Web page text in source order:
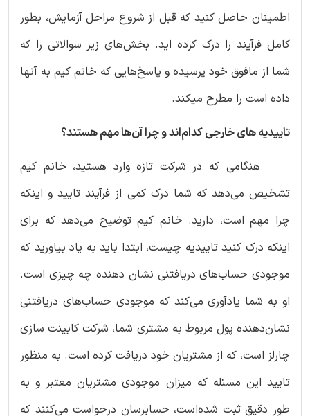
اطمینان حاصل کنید که قبل از شروع مراحل آزمایش، بطور
کامل فرآیند را درک کرده اید. بخش‌های زیر سوالاتی را که
شما از مافوق خود پرسیده و پاسخ‌هایی که خانم کیم به آنها
داده است را مطرح میکند.
تاییدیههای خارجی کدام‌اند و چرا آن‌ها مهم هستند؟
هنگامی که در شرکت تازه‌ وارد هستید، خانم کیم
تشخیص می‌دهد که شما درک کمی از فرآیند تایید و اینکه
چرا مهم است، دارید. خانم کیم توضیح می‌دهد که برای
اینکه درک کنید تاییدیه چیست، ابتدا باید به یاد بیاورید که
موجودی حساب‌های دریافتنی نشان دهنده چه چیزی است.
او به شما یادآوری می‌کند که موجودی حساب‌های دریافتنی
نشان‌دهنده پول مربوط به مشتری شما، شرکت کابینت سازی
چارلز است، که از مشتریان خود دریافت کرده است. به منظور
تایید این مسئله که میزان موجودی مشتریان معتبر و به
طور دقیق ثبت شده‌است، حسابرسان درخواست می‌کنند که